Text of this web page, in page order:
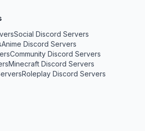
Social Discord Servers
Anime Discord Servers
Community Discord Servers
Minecraft Discord Servers
Roleplay Discord Servers